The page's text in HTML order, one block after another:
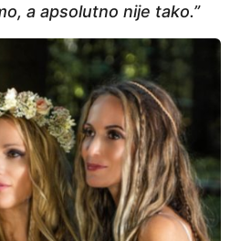
a apsolutno nije tako.”